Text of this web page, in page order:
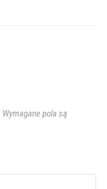
Wymagane pola są